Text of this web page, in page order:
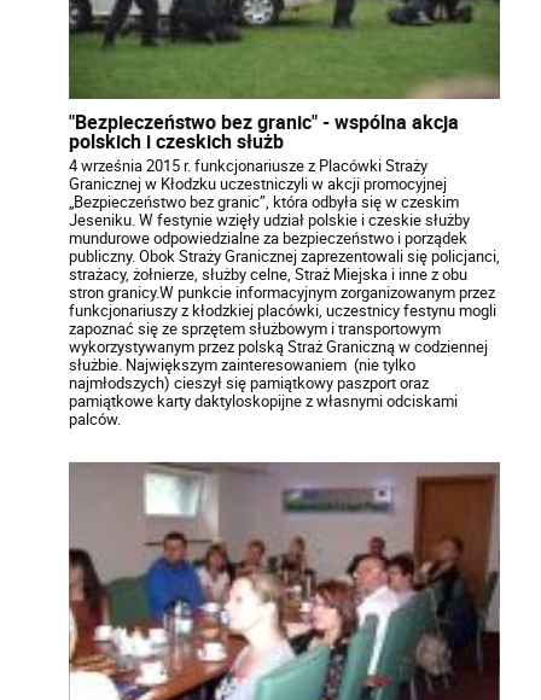
"Bezpieczeństwo bez granic" - wspólna akcja
polskich i czeskich służb
4 września 2015 r. funkcjonariusze z Placówki Straży
Granicznej w Kłodzku uczestniczyli w akcji promocyjnej
„Bezpieczeństwo bez granic”, która odbyła się w czeskim
Jeseniku. W festynie wzięły udział polskie i czeskie służby
mundurowe odpowiedzialne za bezpieczeństwo i porządek
publiczny. Obok Straży Granicznej zaprezentowali się policjanci,
strażacy, żołnierze, służby celne, Straż Miejska i inne z obu
stron granicy.W punkcie informacyjnym zorganizowanym przez
funkcjonariuszy z kłodzkiej placówki, uczestnicy festynu mogli
zapoznać się ze sprzętem służbowym i transportowym
wykorzystywanym przez polską Straż Graniczną w codziennej
służbie. Największym zainteresowaniem (nie tylko
najmłodszych) cieszył się pamiątkowy paszport oraz
pamiątkowe karty daktyloskopijne z własnymi odciskami
palców.